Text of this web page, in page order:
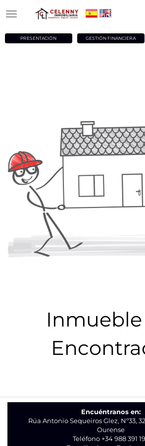
PRESENTACIÓN GESTIÓN FINANCIERA
Encuéntranos en:
Rúa Antonio Sequeiros Glez, Nº33,
Ourense
Teléfono +34 988 391